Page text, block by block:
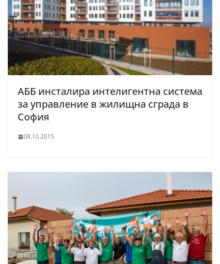
АББ инсталира интелигентна система
за управление в жилищна сграда в
София
08.10.2015